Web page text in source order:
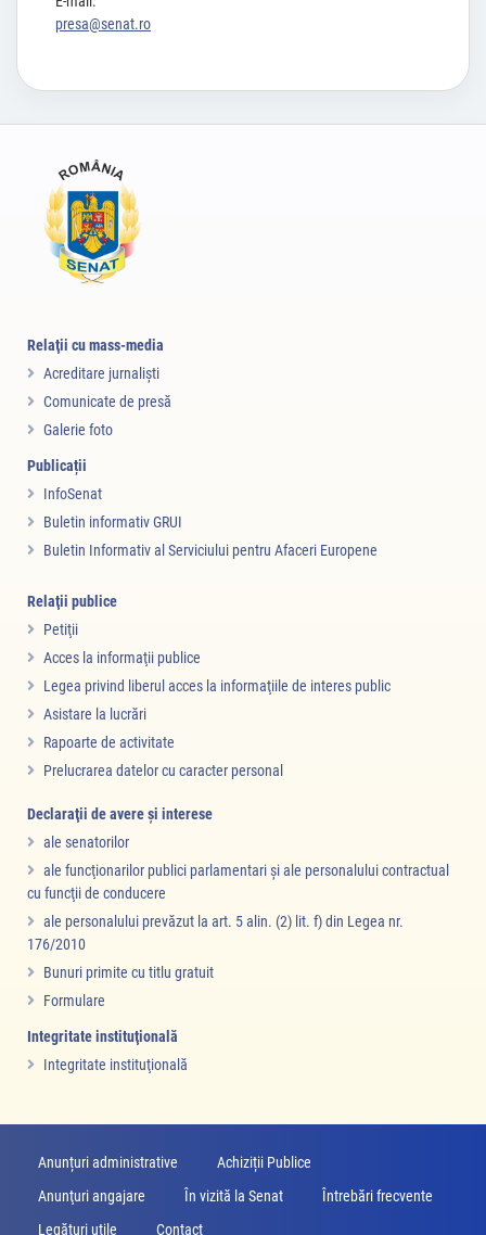
presa@senat.ro
Relaţii cu mass-media
Acreditare jurnalişti
Comunicate de presă
Galerie foto
Publicații
InfoSenat
Buletin informativ GRUI
Buletin Informativ al Serviciului pentru Afaceri Europene
Relaţii publice
Petiţii
Acces la informaţii publice
Legea privind liberul acces la informaţiile de interes public
Asistare la lucrări
Rapoarte de activitate
Prelucrarea datelor cu caracter personal
Declaraţii de avere şi interese
ale senatorilor
ale funcţionarilor publici parlamentari şi ale personalului contractual
cu funcţii de conducere
ale personalului prevăzut la art. 5 alin. (2) lit. f) din Legea nr.
176/2010
Bunuri primite cu titlu gratuit
Formulare
Integritate instituţională
Integritate instituţională
Anunțuri administrative
Achiziții Publice
Anunţuri angajare
În vizită la Senat
Întrebări frecvente
Legături utile
Contact